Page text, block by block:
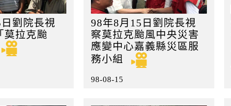
劉院長視
莫拉克颱
98年8月15日劉院長視
察莫拉克颱風中央災害
應變中心嘉義縣災區服
務小組
98-08-15